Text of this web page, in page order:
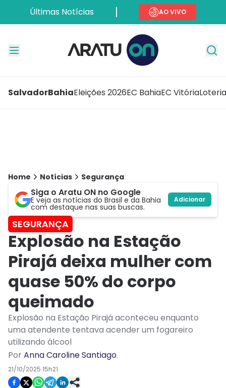
Últimas Notícias AO VIVO
SalvadorBahiaEleições 2026EC BahiaEC Vitória
Home Notícias Segurança
Siga o Aratu ON no Google
E veja as notícias do Brasil e da Bahia
com destaque nas suas buscas.
Adicionar
SEGURANÇA
Explosão na Estação
Pirajá deixa mulher com
quase 50% do corpo
queimado
Explosão na Estação Pirajá aconteceu enquanto
uma atendente tentava acender um fogareiro
utilizando álcool
PorAnna Caroline Santiago.
21/10/2025 15h21